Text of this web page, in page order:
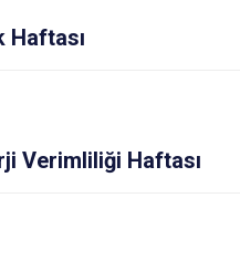
Haftası
Verimliliği Haftası